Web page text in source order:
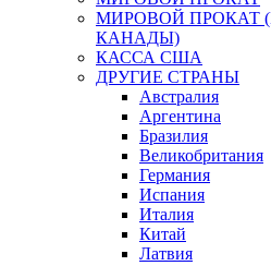
МИРОВОЙ ПРОКАТ
КАНАДЫ)
КАССА США
ДРУГИЕ СТРАНЫ
Австралия
Аргентина
Бразилия
Великобритания
Германия
Испания
Италия
Китай
Латвия